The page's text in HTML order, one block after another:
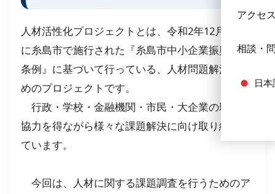
アクセ
相談・
日
人材活性化プロジェクトとは、令和2年12月22日
に糸島市で施行された『糸島市中小企業振興基本
条例』に基づいて行っている、人材問題解決のた
めのプロジェクトです。
行政・学校・金融機関・市民・大企業の理解と
協力を得ながら様々な課題解決に向け取り組まれ
ています。
今回は、人材に関する課題調査を行うためのア